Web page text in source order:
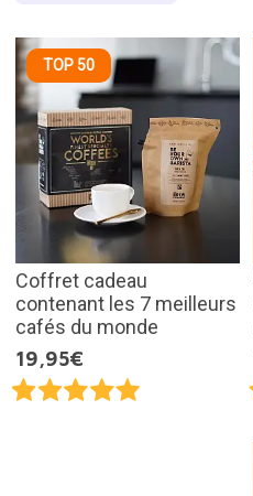
TOP 50
Coffret cadeau
contenant les 7 meilleurs
cafés du monde
19,95€